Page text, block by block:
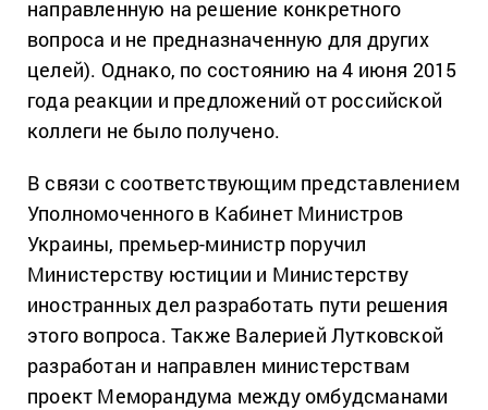
направленную на решение конкретного
вопроса и не предназначенную для других
целей). Однако, по состоянию на 4 июня 2015
года реакции и предложений от российской
коллеги не было получено.
В связи с соответствующим представлением
Уполномоченного в Кабинет Министров
Украины, премьер-министр поручил
Министерству юстиции и Министерству
иностранных дел разработать пути решения
этого вопроса. Также Валерией Лутковской
разработан и направлен министерствам
проект Меморандума между омбудсманами